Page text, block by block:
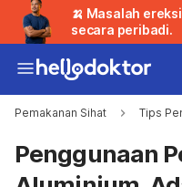
🍌 Masalah
secara peribadi.
Pemakanan Sihat Tips
Penggunaan